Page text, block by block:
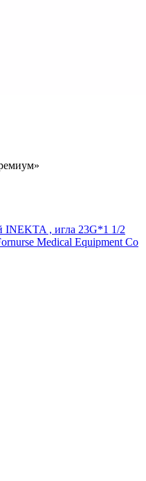
, игла 23G*1 1/2
Medical Equipment Co